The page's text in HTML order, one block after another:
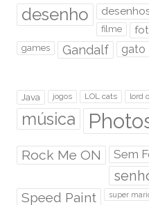
desenho
filme
games Gandalf gato
Java jogos LOL cats lord
música
Rock Me ON Sem
Speed Paint super